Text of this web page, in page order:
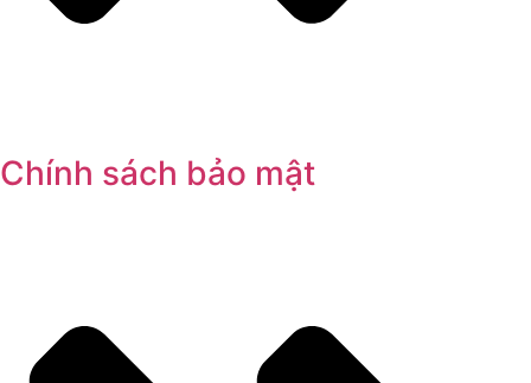
Chính sách bảo mật